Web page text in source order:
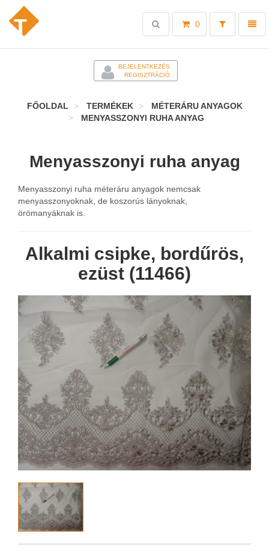
Toggle
0
Toggle
search
BEJELENTKEZÉS
REGISZTRÁCIÓ
FŐOLDAL TERMÉKEK
MÉTERÁRU ANYAGOK
MENYASSZONYI RUHA ANYAG
Menyasszonyi ruha anyag
Menyasszonyi ruha méteráru anyagok nemcsak
menyasszonyoknak, de koszorús lányoknak,
örömanyáknak is.
Alkalmi csipke, bordűrös,
ezüst (11466)